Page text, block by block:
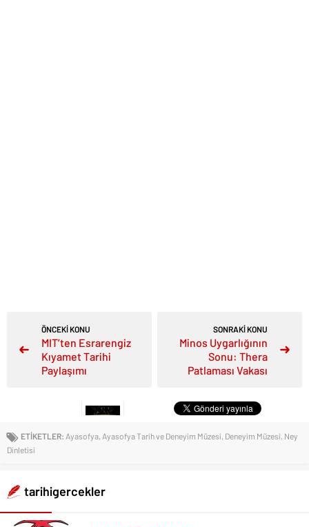
ÖNCEKİ KONU
MIT’ten Esrarengiz
Kıyamet Tarihi
Paylaşımı
SONRAKİ KONU
Minos Uygarlığının
Sonu: Thera
Patlaması Vakası
ETİKETLER: Ayasofya, Ayasofya Tarih ve Deneyim Müzesi, Deneyim Müzesi, Ney
Dinletisi
tarihigercekler